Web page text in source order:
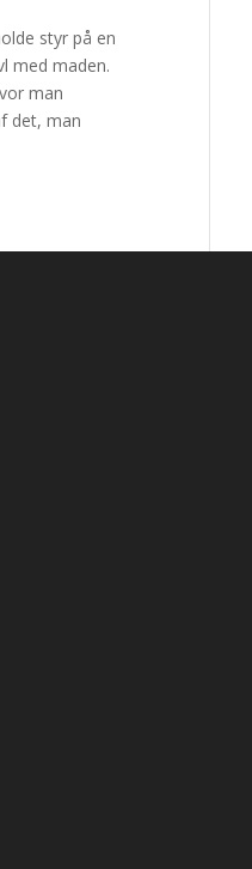
styr på en
med maden.
man
det, man